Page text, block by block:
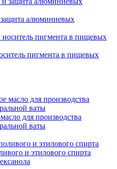
алюминиевых
пигмента в пищевых
для производства
ваты
и этилового спирта